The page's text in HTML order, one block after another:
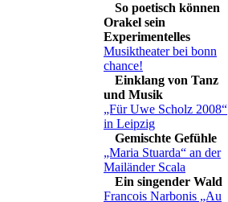
So poetisch können
Orakel sein
Experimentelles
Musiktheater bei bonn
chance!
Einklang von Tanz
und Musik
„Für Uwe Scholz 2008“
in Leipzig
Gemischte Gefühle
„Maria Stuarda“ an der
Mailänder Scala
Ein singender Wald
Francois Narbonis „Au